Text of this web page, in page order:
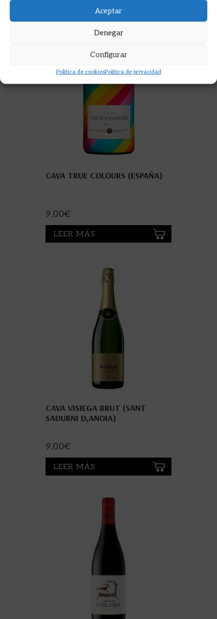
Aceptar
Denegar
Configurar
Política de cookiesPolítica de privacidad
CAVA TRUE COLOURS (ESPAÑA)
9,00€
LEER MÁS
CAVA VISIEGA BRUT (SANT
SADURNI D,ANOIA)
9,00€
LEER MÁS